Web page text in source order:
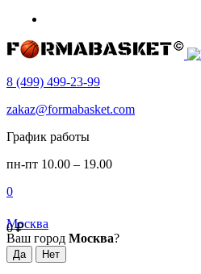
8 (499) 499-23-99
zakaz@formabasket.com
График работы
пн-пт 10.00 – 19.00
0
0₽
Москва
Ваш город Москва?